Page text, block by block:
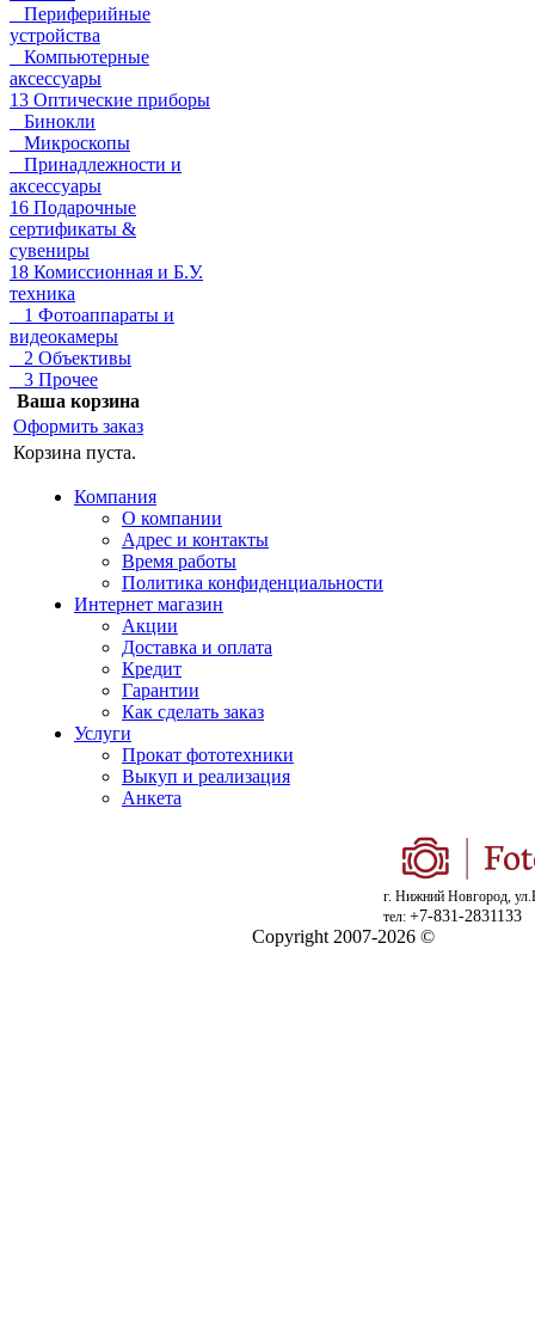
Периферийные
устройства
Компьютерные
аксессуары
13 Оптические приборы
Бинокли
Микроскопы
Принадлежности и
аксессуары
16 Подарочные
сертификаты &
сувениры
18 Комиссионная и Б.У.
техника
1 Фотоаппараты и
видеокамеры
2 Объективы
3 Прочее
Ваша корзина
Оформить заказ
Корзина пуста.
Компания
О компании
Адрес и контакты
Время работы
Политика конфиденциальности
Интернет магазин
Акции
Доставка и оплата
Кредит
Гарантии
Как сделать заказ
Услуги
Прокат фототехники
Выкуп и реализация
Анкета
г. Нижний Новгород,
тел: +7-831-2831133
Copyright 2007-2026 ©